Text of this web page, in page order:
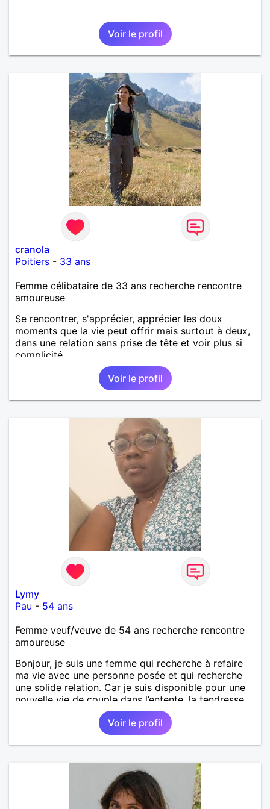
Voir le profil
cranola
Poitiers - 33 ans
Femme célibataire de 33 ans recherche rencontre
amoureuse
Se rencontrer, s'apprécier, apprécier les doux
moments que la vie peut offrir mais surtout à deux,
dans une relation sans prise de tête et voir plus si
complicité.
Voir le profil
Lymy
Pau - 54 ans
Femme veuf/veuve de 54 ans recherche rencontre
amoureuse
Bonjour, je suis une femme qui recherche à refaire
ma vie avec une personne posée et qui recherche
une solide relation. Car je suis disponible pour une
nouvelle vie de couple dans l’entente, la tendresse,
l’amour, l’harmonie la complicité. Le respect et enfin
Voir le profil